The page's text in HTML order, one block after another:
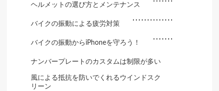
ヘルメットの選び方とメンテナンス
バイクの振動による疲労対策
バイクの振動からiPhoneを守ろう！
ナンバープレートのカスタムは制限が多い
風による抵抗を防いでくれるウインドスク
リーン